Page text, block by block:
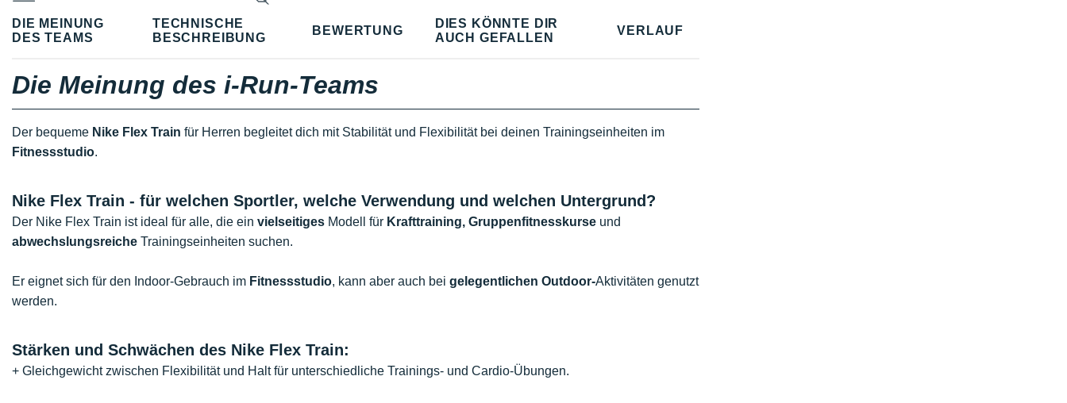
DIE MEINUNG
DES TEAMS
TECHNISCHE
BESCHREIBUNG
BEWERTUNG
DIES KÖNNTE DIR
AUCH GEFALLEN
VERLAUF
Die Meinung des i-Run-Teams
Der bequeme Nike Flex Train für Herren begleitet dich mit Stabilität und Flexibilität bei deinen Trainingseinheiten im
Fitnessstudio.
Nike Flex Train - für welchen Sportler, welche Verwendung und welchen Untergrund?
Der Nike Flex Train ist ideal für alle, die ein vielseitiges Modell für Krafttraining, Gruppenfitnesskurse und
abwechslungsreiche Trainingseinheiten suchen.
Er eignet sich für den Indoor-Gebrauch im Fitnessstudio, kann aber auch bei gelegentlichen Outdoor-Aktivitäten genutzt
werden.
Stärken und Schwächen des Nike Flex Train:
+ Gleichgewicht zwischen Flexibilität und Halt für unterschiedliche Trainings- und Cardio-Übungen.